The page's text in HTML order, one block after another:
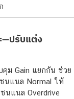
—ปรับแต่ง
ม Gain แยกกัน ช่วย
นแนล Normal ให้
นแนล Overdrive